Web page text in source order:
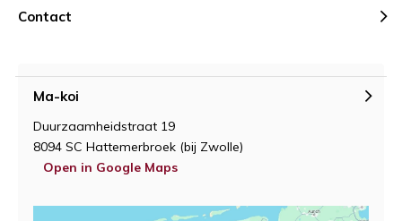
Contact
Ma-koi
Duurzaamheidstraat 19
8094 SC Hattemerbroek (bij Zwolle)
Open in Google Maps